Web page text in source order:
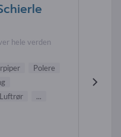
hele verden
Polere
Luftrør ...